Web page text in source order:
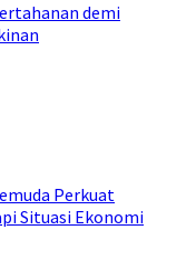
demi
Perkuat
Situasi Ekonomi